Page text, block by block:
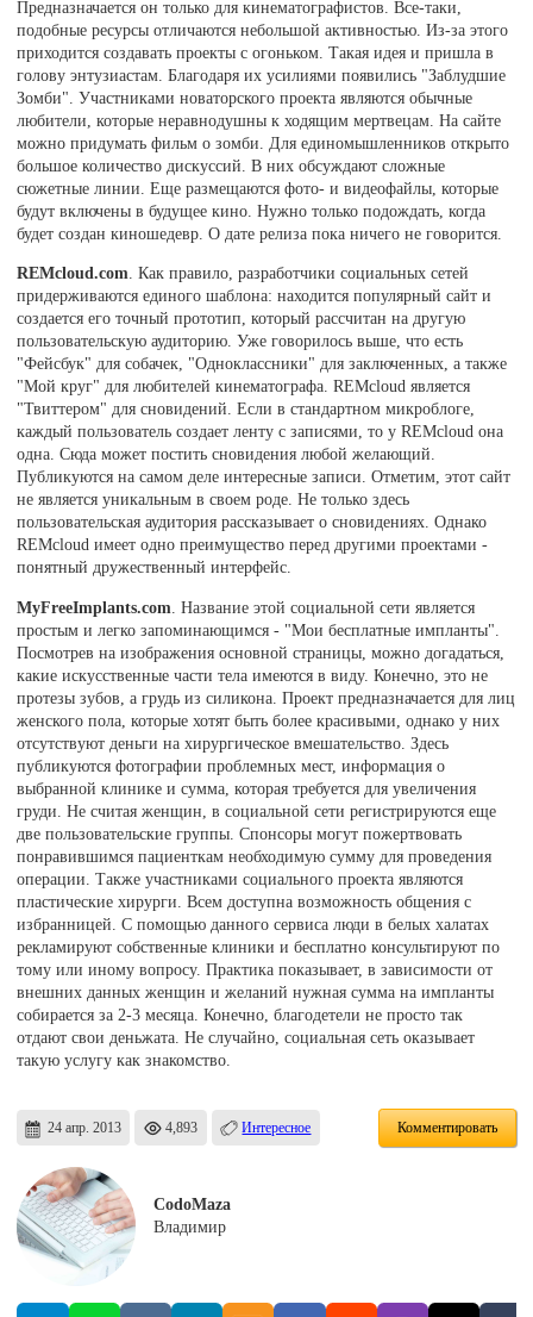
Предназначается он только для кинематографистов. Все-таки,
подобные ресурсы отличаются небольшой активностью. Из-за этого
приходится создавать проекты с огоньком. Такая идея и пришла в
голову энтузиастам. Благодаря их усилиями появились "Заблудшие
Зомби". Участниками новаторского проекта являются обычные
любители, которые неравнодушны к ходящим мертвецам. На сайте
можно придумать фильм о зомби. Для единомышленников открыто
большое количество дискуссий. В них обсуждают сложные
сюжетные линии. Еще размещаются фото- и видеофайлы, которые
будут включены в будущее кино. Нужно только подождать, когда
будет создан киношедевр. О дате релиза пока ничего не говорится.
REMcloud.com. Как правило, разработчики социальных сетей
придерживаются единого шаблона: находится популярный сайт и
создается его точный прототип, который рассчитан на другую
пользовательскую аудиторию. Уже говорилось выше, что есть
"Фейсбук" для собачек, "Одноклассники" для заключенных, а также
"Мой круг" для любителей кинематографа. REMcloud является
"Твиттером" для сновидений. Если в стандартном микроблоге,
каждый пользователь создает ленту с записями, то у REMcloud она
одна. Сюда может постить сновидения любой желающий.
Публикуются на самом деле интересные записи. Отметим, этот сайт
не является уникальным в своем роде. Не только здесь
пользовательская аудитория рассказывает о сновидениях. Однако
REMcloud имеет одно преимущество перед другими проектами -
понятный дружественный интерфейс.
MyFreeImplants.com . Название этой социальной сети является
простым и легко запоминающимся - "Мои бесплатные импланты".
Посмотрев на изображения основной страницы, можно догадаться,
какие искусственные части тела имеются в виду. Конечно, это не
протезы зубов, а грудь из силикона. Проект предназначается для лиц
женского пола, которые хотят быть более красивыми, однако у них
отсутствуют деньги на хирургическое вмешательство. Здесь
публикуются фотографии проблемных мест, информация о
выбранной клинике и сумма, которая требуется для увеличения
груди. Не считая женщин, в социальной сети регистрируются еще
две пользовательские группы. Спонсоры могут пожертвовать
понравившимся пациенткам необходимую сумму для проведения
операции. Также участниками социального проекта являются
пластические хирурги. Всем доступна возможность общения с
избранницей. С помощью данного сервиса люди в белых халатах
рекламируют собственные клиники и бесплатно консультируют по
тому или иному вопросу. Практика показывает, в зависимости от
внешних данных женщин и желаний нужная сумма на импланты
собирается за 2-3 месяца. Конечно, благодетели не просто так
отдают свои деньжата. Не случайно, социальная сеть оказывает
такую услугу как знакомство.
24 апр. 2013 4,893 Интересное Комментировать
CodoMaza
Владимир